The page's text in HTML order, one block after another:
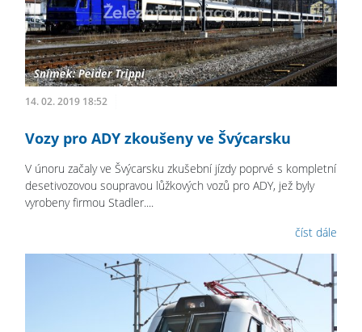
14. 02. 2019 18:52
Vozy pro ADY zkoušeny ve Švýcarsku
V únoru začaly ve Švýcarsku zkušební jízdy poprvé s kompletní
desetivozovou soupravou lůžkových vozů pro ADY, jež byly
vyrobeny firmou Stadler....
číst dále